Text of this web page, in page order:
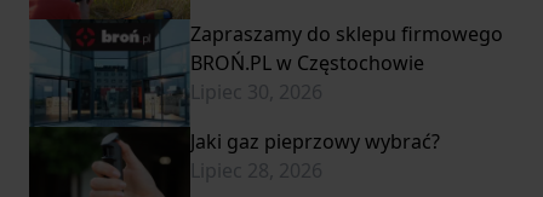
Zapraszamy do sklepu firmowego
BROŃ.PL w Częstochowie
Lipiec 30, 2026
Jaki gaz pieprzowy wybrać?
Lipiec 28, 2026